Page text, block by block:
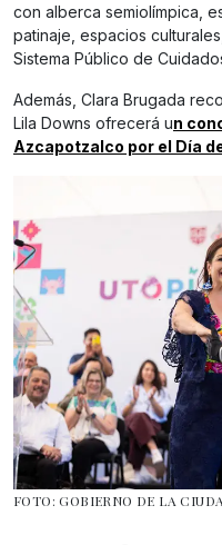
con alberca semiolímpica,
patinaje, espacios
Sistema Público de
Además, Clara Brugada
Lila Downs ofrecerá un
Azcapotzalco por el Día
FOTO: GOBIERNO DE LA